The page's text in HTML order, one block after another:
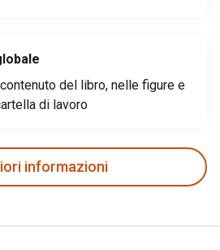
del libro, nelle figure e
di lavoro
informazioni